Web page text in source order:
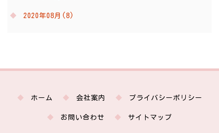
2020年08月(8)
ホーム 会社案内 プライバシーポリシー
お問い合わせ サイトマップ